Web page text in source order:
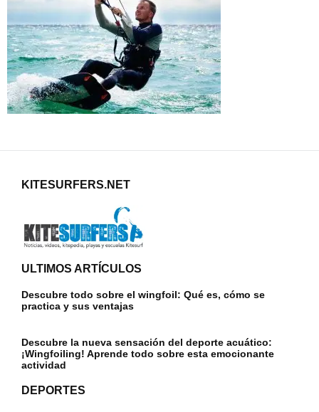
KITESURFERS.NET
ULTIMOS ARTÍCULOS
Descubre todo sobre el wingfoil: Qué es, cómo se
practica y sus ventajas
Descubre la nueva sensación del deporte acuático:
¡Wingfoiling! Aprende todo sobre esta emocionante
actividad
DEPORTES